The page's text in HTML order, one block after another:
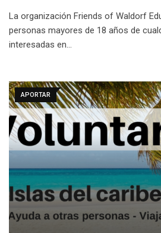
La organización Friends of Waldorf
personas mayores de 18 años de
interesadas en…
APORTAR